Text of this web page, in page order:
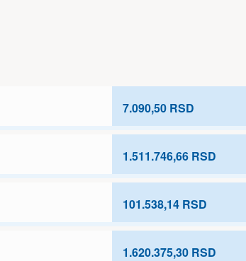
7.090,50 RSD
1.511.746,66 RSD
101.538,14 RSD
1.620.375,30 RSD